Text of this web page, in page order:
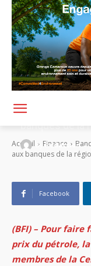
Accueil Finance
aux banques de la
La BEAC
banques de la
By Rédaction -
Facebook
(BFI) – Pour faire
prix du pétrole,
membres de la